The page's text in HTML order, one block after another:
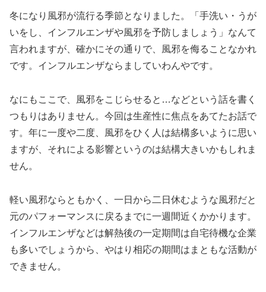
冬になり風邪が流行る季節となりました。「手洗い・うが
いをし、インフルエンザや風邪を予防しましょう」なんて
言われますが、確かにその通りで、風邪を侮ることなかれ
です。インフルエンザならましていわんやです。
なにもここで、風邪をこじらせると…などという話を書く
つもりはありません。今回は生産性に焦点をあてたお話で
す。年に一度や二度、風邪をひく人は結構多いように思い
ますが、それによる影響というのは結構大きいかもしれま
せん。
軽い風邪ならともかく、一日から二日休むような風邪だと
元のパフォーマンスに戻るまでに一週間近くかかります。
インフルエンザなどは解熱後の一定期間は自宅待機な企業
も多いでしょうから、やはり相応の期間はまともな活動が
できません。